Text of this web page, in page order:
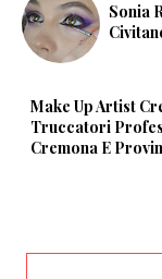
Sonia
Make Up Artist
Truccatori
Cremona E